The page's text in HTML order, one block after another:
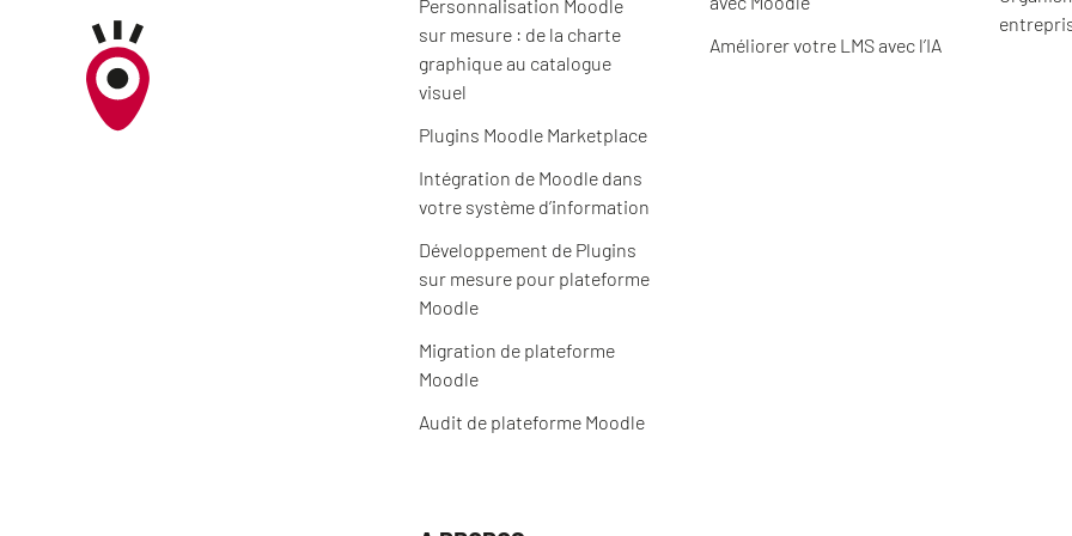
Personnalisation Moodle
sur mesure : de la charte
graphique au catalogue
visuel
Plugins Moodle Marketplace
Intégration de Moodle dans
votre système d’information
Développement de Plugins
sur mesure pour plateforme
Moodle
Migration de plateforme
Moodle
Audit de plateforme Moodle
Améliorer votre LMS avec l’IA